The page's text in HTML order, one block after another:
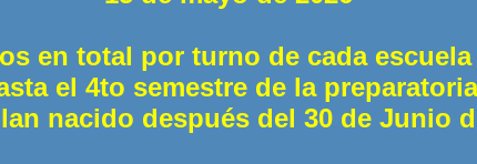
en total por turno de cada
el 4to semestre de la preparatoria
nacido después del 30 de Junio